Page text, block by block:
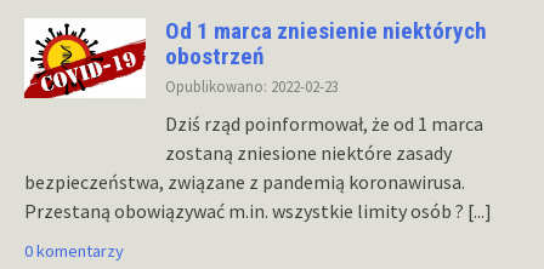
Od 1 marca zniesienie niektórych
obostrzeń
Opublikowano: 2022-02-23
Dziś rząd poinformował, że od 1 marca
zostaną zniesione niektóre zasady
bezpieczeństwa, związane z pandemią koronawirusa.
Przestaną obowiązywać m.in. wszystkie limity osób ? [...]
0 komentarzy